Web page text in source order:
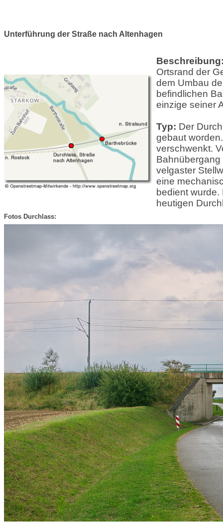
Unterführung der Straße nach Altenhagen
Ortsrand der
dem Umbau
befindlichen
einzige seiner
Typ: Der
gebaut
verschwenkt.
velgaster
eine
bedient
heutigen
Fotos Durchlass: